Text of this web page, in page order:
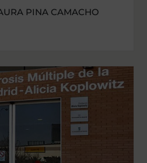
PINA CAMACHO